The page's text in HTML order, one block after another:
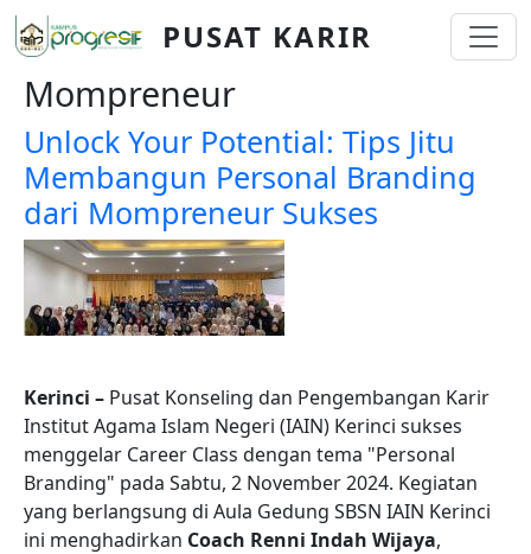
Skip to main content
PUSAT KARIR
Mompreneur
Unlock Your Potential: Tips Jitu
Membangun Personal Branding
dari Mompreneur Sukses
Kerinci – Pusat Konseling dan Pengembangan Karir
Institut Agama Islam Negeri (IAIN) Kerinci sukses
menggelar Career Class dengan tema "Personal
Branding" pada Sabtu, 2 November 2024. Kegiatan
yang berlangsung di Aula Gedung SBSN IAIN Kerinci
ini menghadirkan Coach Renni Indah Wijaya,